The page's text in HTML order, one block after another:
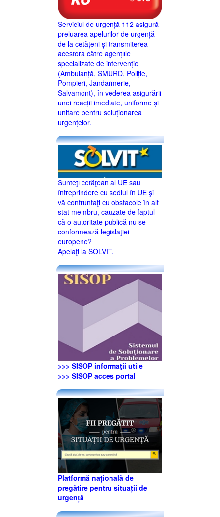
Serviciul de urgență 112 asigură
preluarea apelurilor de urgență
de la cetățeni și transmiterea
acestora către agențiile
specializate de intervenție
(Ambulanță, SMURD, Poliție,
Pompieri, Jandarmerie,
Salvamont), în vederea asigurării
unei reacții imediate, uniforme și
unitare pentru soluționarea
urgențelor.
Sunteţi cetăţean al UE sau
întreprindere cu sediul în UE şi
vă confruntaţi cu obstacole în alt
stat membru, cauzate de faptul
că o autoritate publică nu se
conformează legislaţiei
europene?
Apelaţi la SOLVIT.
>>> SISOP informaţii utile
>>> SISOP acces portal
Platformă națională de
pregătire pentru situații de
urgență